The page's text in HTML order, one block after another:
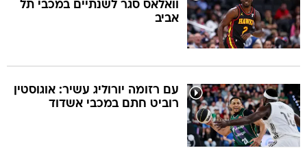
וואלאס סגר לשנתיים במכבי תל
אביב
עם רזומה יורוליג עשיר: אוגוסטין
רוביט חתם במכבי אשדוד